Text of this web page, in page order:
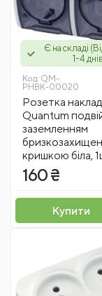
Є на складі
1-4
Код: QM-
PHBK-00020
Розетка
Quantum
заземленням
кришкою біла,
160 ₴
Купити